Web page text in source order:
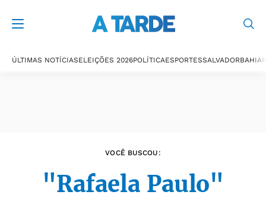
ÚLTIMAS NOTÍCIASELEIÇÕES 2026POLÍTICAESPORTESSALVADORBAHIA
VOCÊ BUSCOU:
"Rafaela Paulo"